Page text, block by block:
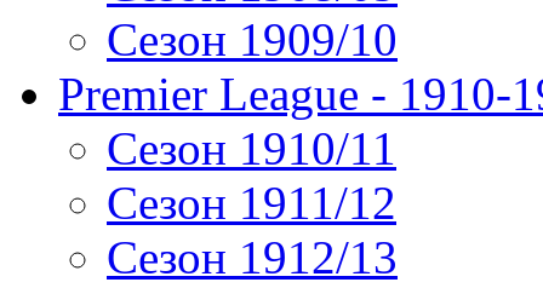
Сезон 1909/10
Premier League - 1910-
Сезон 1910/11
Сезон 1911/12
Сезон 1912/13